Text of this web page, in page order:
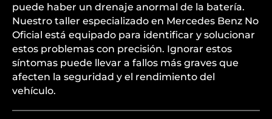
puede haber un drenaje anormal de la batería.
Nuestro taller especializado en Mercedes Benz No
Oficial está equipado para identificar y solucionar
estos problemas con precisión. Ignorar estos
síntomas puede llevar a fallos más graves que
afecten la seguridad y el rendimiento del
vehículo.